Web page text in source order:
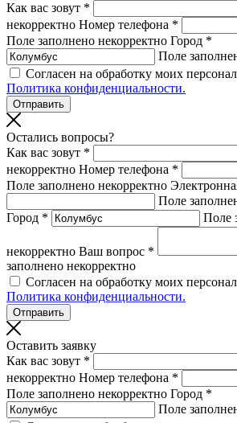
Как вас зовут *
некорректно Номер телефона *
Поле заполнено некорректно Город *
Поле
Согласен на обработку моих
Политика конфиденциальности.
Остались вопросы?
Как вас зовут *
некорректно Номер телефона *
Поле заполнено некорректно
Поле
Город *
Поле
некорректно Ваш вопрос *
заполнено некорректно
Согласен на обработку моих
Политика конфиденциальности.
Оставить заявку
Как вас зовут *
некорректно Номер телефона *
Поле заполнено некорректно Город *
Поле